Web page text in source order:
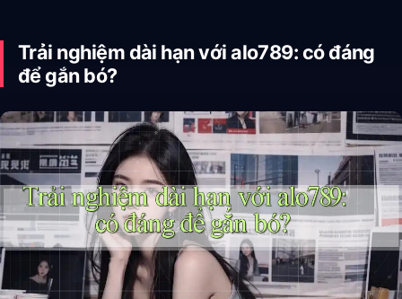
Trải nghiệm dài hạn với alo789: có đáng
để gắn bó?